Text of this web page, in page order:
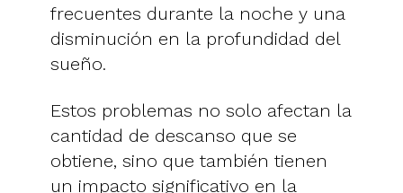
frecuentes durante la noche y una
disminución en la profundidad del
sueño.
Estos problemas no solo afectan la
cantidad de descanso que se
obtiene, sino que también tienen
un impacto significativo en la